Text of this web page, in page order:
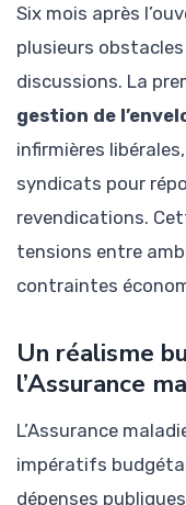
Six mois après
plusieurs
discussions. La
gestion de
infirmières
syndicats pour
revendications.
tensions entre
contraintes
Un réalisme
l’Assurance
L’Assurance
impératifs
dépenses